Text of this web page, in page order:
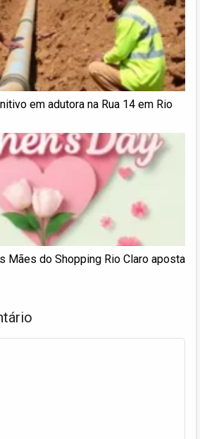
em adutora na Rua 14 em Rio
Mães do Shopping Rio Claro aposta